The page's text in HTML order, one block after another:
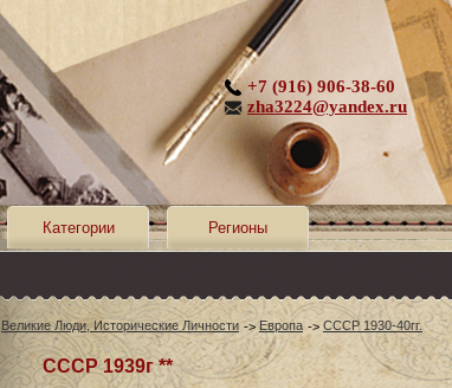
+7 (916) 906-38-60
zha3224@yandex.ru
Категории Регионы
Великие Люди, Исторические Личности Европа СССР 1930-40гг.
СССР 1939г **